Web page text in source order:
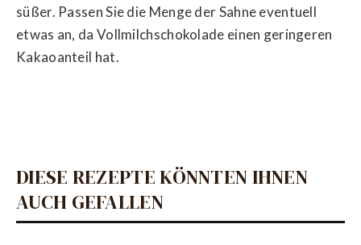
süßer. Passen Sie die Menge der Sahne eventuell
etwas an, da Vollmilchschokolade einen geringeren
Kakaoanteil hat.
DIESE REZEPTE KÖNNTEN IHNEN
AUCH GEFALLEN